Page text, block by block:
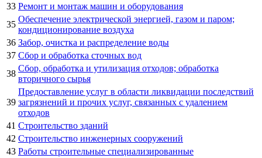
33 Ремонт и монтаж машин и оборудования
35
Обеспечение электрической энергией, газом и паром;
кондиционирование воздуха
36 Забор, очистка и распределение воды
37 Сбор и обработка сточных вод
38
Сбор, обработка и утилизация отходов; обработка
вторичного сырья
39
Предоставление услуг в области ликвидации последствий
загрязнений и прочих услуг, связанных с удалением
отходов
41 Строительство зданий
42 Строительство инженерных сооружений
43 Работы строительные специализированные